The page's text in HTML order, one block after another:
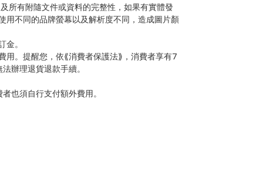
所有附隨文件或資料的完整性，如果有實體發
用不同的品牌螢幕以及解析度不同，造成圖片顏
。
用。提醒您，依⟪消費者保護法⟫ ，消費者享有7
辦理退貨退款手續。
也須自行支付額外費用。